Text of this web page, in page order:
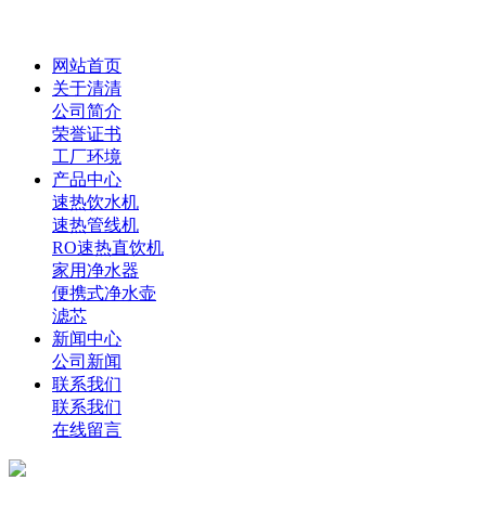
网站首页
关于清清
公司简介
荣誉证书
工厂环境
产品中心
速热饮水机
速热管线机
RO速热直饮机
家用净水器
便携式净水壶
滤芯
新闻中心
公司新闻
联系我们
联系我们
在线留言